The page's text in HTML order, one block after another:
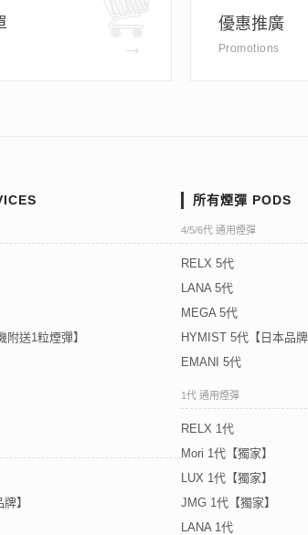
→
優惠推廣
Promotions
附送1粒煙彈】
】
所有煙彈 PODS
4/5/6代 通用煙彈
RELX 5代
LANA 5代
MEGA 5代
HYMIST 5代【日本品牌
EMANI 5代
1代 通用煙彈
RELX 1代
Mori 1代【獨家】
LUX 1代【獨家】
JMG 1代【獨家】
LANA 1代